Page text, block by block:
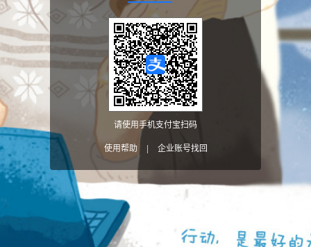
请使用手机支付宝扫码
使用帮助 企业账号找回